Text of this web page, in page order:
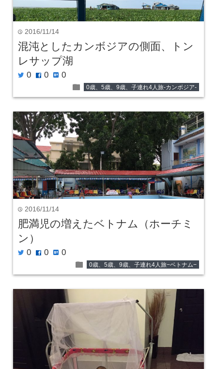
time 2016/11/14
混沌としたカンボジアの側面、トン
レサップ湖
twitter 0 facebook 0 hatenabookmark 0
folder 0歳、5歳、9歳、子連れ4人旅-カンボジア-
time 2016/11/14
肥満児の増えたベトナム（ホーチミ
ン）
twitter 0 facebook 0 hatenabookmark 0
folder 0歳、5歳、9歳、子連れ4人旅−ベトナム−